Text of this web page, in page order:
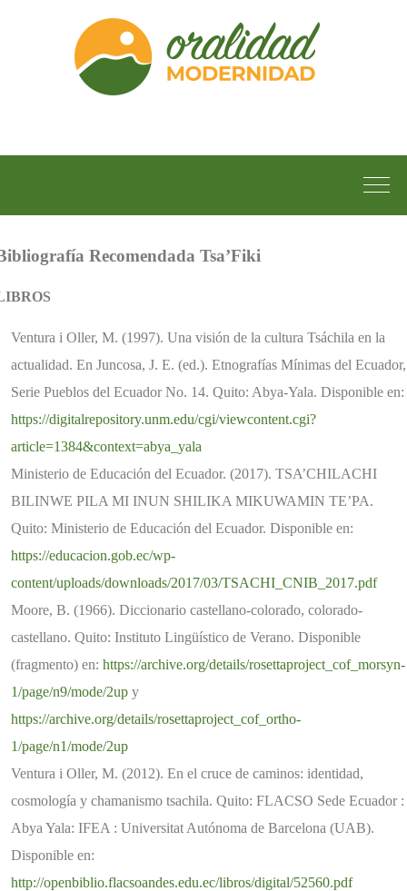
Recomendada Tsa’Fiki
Ventura i Oller, M. (1997). Una visión de la cultura Tsáchila en la
actualidad. En Juncosa, J. E. (ed.). Etnografías Mínimas del Ecuador,
Serie Pueblos del Ecuador No. 14. Quito: Abya-Yala. Disponible en:
https://digitalrepository.unm.edu/cgi/viewcontent.cgi?
article=1384&context=abya_yala
Ministerio de Educación del Ecuador. (2017). TSA’CHILACHI
BILINWE PILA MI INUN SHILIKA MIKUWAMIN TE’PA.
Quito: Ministerio de Educación del Ecuador. Disponible en:
https://educacion.gob.ec/wp-
content/uploads/downloads/2017/03/TSACHI_CNIB_2017.pdf
Moore, B. (1966). Diccionario castellano-colorado, colorado-
castellano. Quito: Instituto Lingüístico de Verano. Disponible
(fragmento) en: https://archive.org/details/rosettaproject_cof_morsyn-
1/page/n9/mode/2up y
https://archive.org/details/rosettaproject_cof_ortho-
1/page/n1/mode/2up
Ventura i Oller, M. (2012). En el cruce de caminos: identidad,
cosmología y chamanismo tsachila. Quito: FLACSO Sede Ecuador :
Abya Yala: IFEA : Universitat Autónoma de Barcelona (UAB).
Disponible en:
http://openbiblio.flacsoandes.edu.ec/libros/digital/52560.pdf